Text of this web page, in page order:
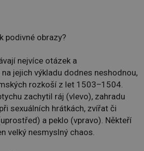
podivné obrazy?
nejvíce otázek a
jejich výkladu dodnes neshodnou,
rozkoší z let 1503–1504.
zachytil ráj (vlevo), zahradu
sexuálních hrátkách, zvířat či
a peklo (vpravo). Někteří
velký nesmyslný chaos.